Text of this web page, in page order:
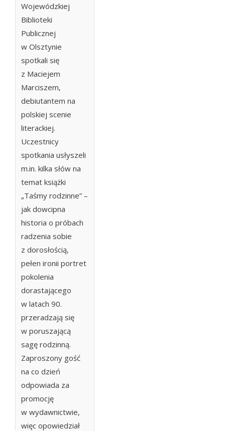
Wojewódzkiej
Biblioteki
Publicznej
w Olsztynie
spotkali się
z Maciejem
Marciszem,
debiutantem na
polskiej scenie
literackiej.
Uczestnicy
spotkania usłyszeli
m.in. kilka słów na
temat książki
„Taśmy rodzinne” –
jak dowcipna
historia o próbach
radzenia sobie
z dorosłością,
pełen ironii portret
pokolenia
dorastającego
w latach 90.
przeradzają się
w poruszającą
sagę rodzinną.
Zaproszony gość
na co dzień
odpowiada za
promocję
w wydawnictwie,
więc opowiedział